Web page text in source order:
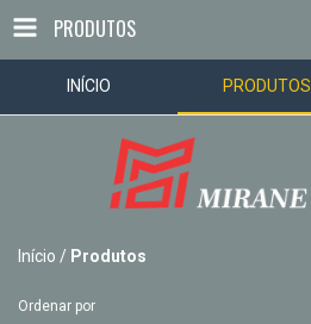
PRODUTOS
INÍCIO PRODUTOS
Início / Produtos
Ordenar por